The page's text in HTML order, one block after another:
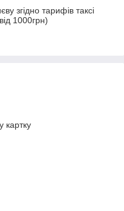
згідно тарифів таксі
1000грн)
картку